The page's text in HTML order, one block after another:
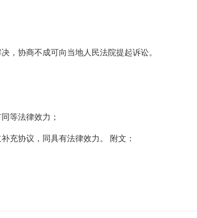
，协商不成可向当地人民法院提起诉讼。
等法律效力；
充协议，同具有法律效力。 附文：